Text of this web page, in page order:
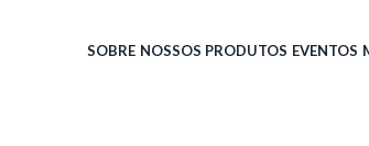
SOBRE NOSSOS PRODUTOS EVENTOS